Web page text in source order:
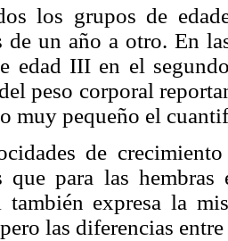
los grupos de
de un año a otro. En
edad III en el
peso corporal
muy pequeño el
de
que para las
también expresa la
las diferencias